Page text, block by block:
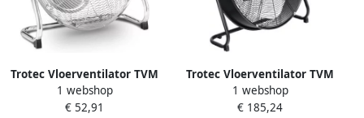
Trotec Vloerventilator TVM
14 chroom | 37 Watt
TRO014318
1 webshop
€ 52,91
Trotec Vloerventilator TVM
24 D zwart | 124 Watt
TRO006051
1 webshop
€ 185,24